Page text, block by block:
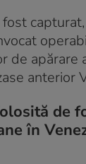
de apărare
anterior
de
în